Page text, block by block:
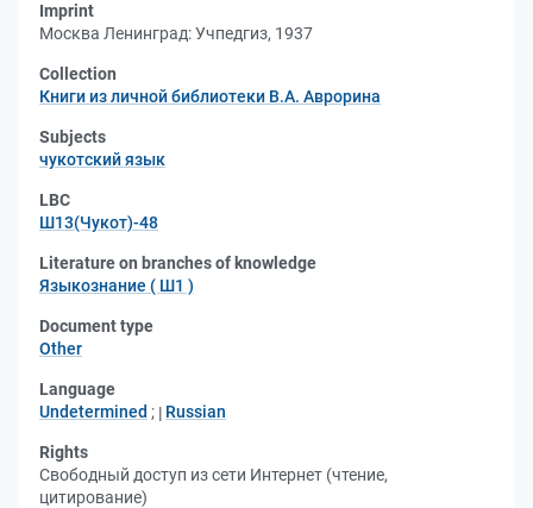
Imprint
Москва Ленинград: Учпедгиз, 1937
Collection
Книги из личной библиотеки В.А. Аврорина
Subjects
чукотский язык
LBC
Ш13(Чукот)-48
Literature on branches of knowledge
Языкознание ( Ш1 )
Document type
Other
Language
Undetermined ; Russian
Rights
Свободный доступ из сети Интернет (чтение,
цитирование)